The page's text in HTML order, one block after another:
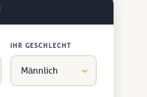
IHR GESCHLECHT